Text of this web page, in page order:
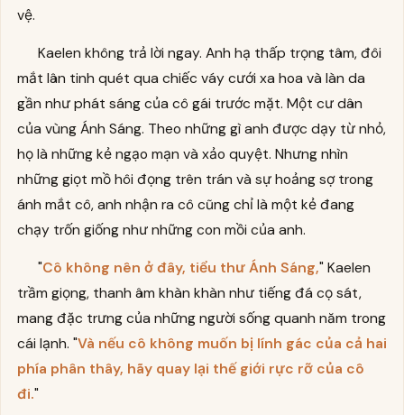
vệ.
Kaelen không trả lời ngay. Anh hạ thấp trọng tâm, đôi
mắt lân tinh quét qua chiếc váy cưới xa hoa và làn da
gần như phát sáng của cô gái trước mặt. Một cư dân
của vùng Ánh Sáng. Theo những gì anh được dạy từ nhỏ,
họ là những kẻ ngạo mạn và xảo quyệt. Nhưng nhìn
những giọt mồ hôi đọng trên trán và sự hoảng sợ trong
ánh mắt cô, anh nhận ra cô cũng chỉ là một kẻ đang
chạy trốn giống như những con mồi của anh.
"Cô không nên ở đây, tiểu thư Ánh Sáng," Kaelen
trầm giọng, thanh âm khàn khàn như tiếng đá cọ sát,
mang đặc trưng của những người sống quanh năm trong
cái lạnh. "Và nếu cô không muốn bị lính gác của cả hai
phía phân thây, hãy quay lại thế giới rực rỡ của cô
đi."